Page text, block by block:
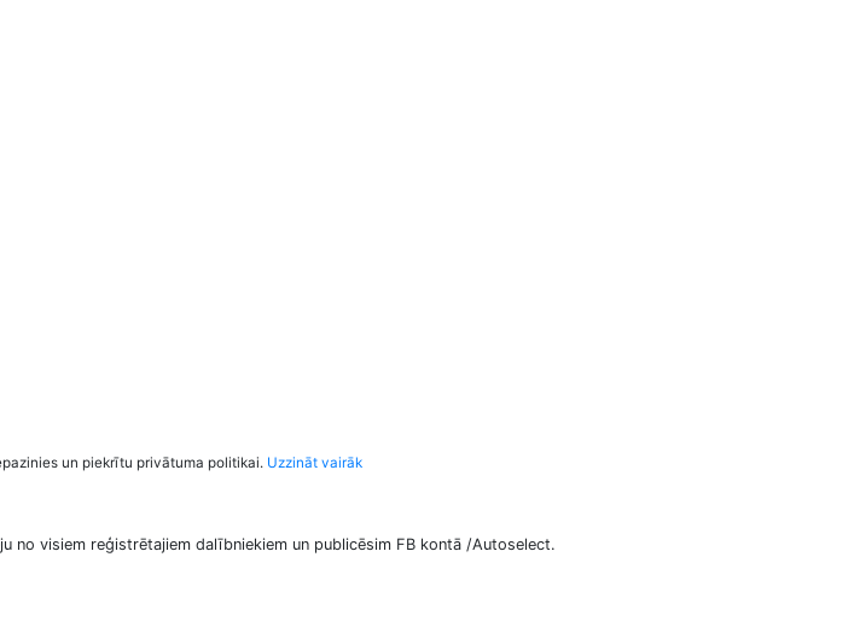
un piekrītu privātuma politikai. Uzzināt vairāk
no visiem reģistrētajiem dalībniekiem un publicēsim FB kontā /Autoselect.